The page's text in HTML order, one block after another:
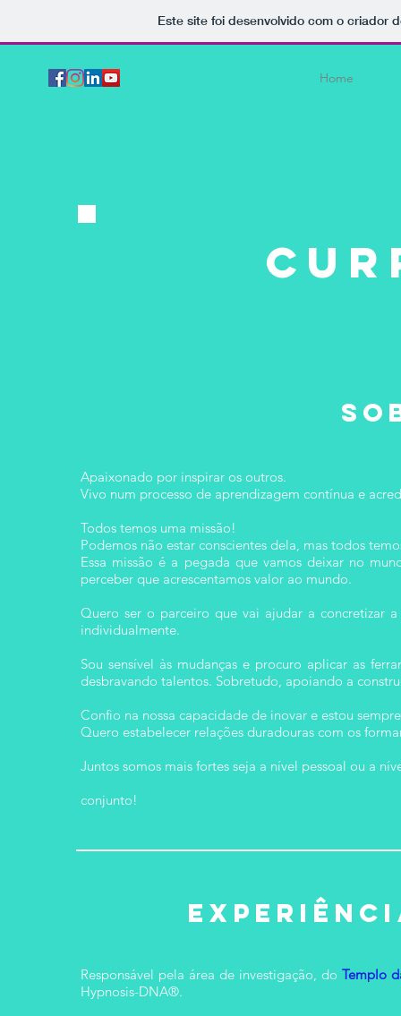
Este site foi desenvolvido com o criador
Home
Apaixonado por inspirar os outros.
Vivo num processo de aprendizagem contínua e
Todos temos uma missão!
Podemos não estar conscientes dela, mas todos
Essa missão é a pegada que vamos deixar no
perceber que acrescentamos valor ao mundo.
Quero ser o parceiro que vai ajudar a concretizar
individualmente.
Sou sensível às mudanças e procuro aplicar as
desbravando talentos. Sobretudo, apoiando a
Confio na nossa capacidade de inovar e estou
Quero estabelecer relações duradouras com os
Juntos somos mais fortes seja a nível pessoal ou a
conjunto!
Responsável pela área de investigação, do Templo
Hypnosis-DNA®.